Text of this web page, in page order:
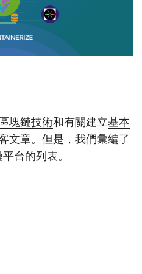
塊鏈技術和有關建立基本
文章。但是，我們彙編了
台的列表。